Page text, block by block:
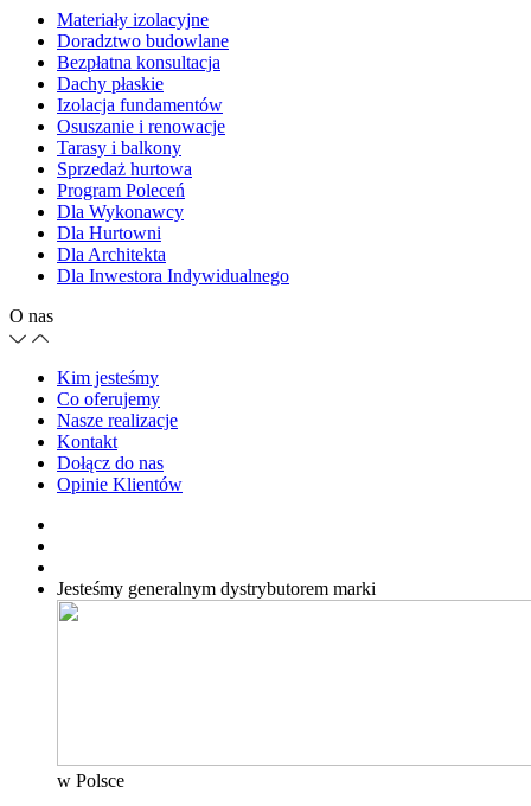
Materiały izolacyjne
Doradztwo budowlane
Bezpłatna konsultacja
Dachy płaskie
Izolacja fundamentów
Osuszanie i renowacje
Tarasy i balkony
Sprzedaż hurtowa
Program Poleceń
Dla Wykonawcy
Dla Hurtowni
Dla Architekta
Dla Inwestora Indywidualnego
O nas
Kim jesteśmy
Co oferujemy
Nasze realizacje
Kontakt
Dołącz do nas
Opinie Klientów
Jesteśmy generalnym dystrybutorem marki
w Polsce